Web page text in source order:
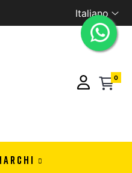
99 EURO DI ORDINE IN
Italiano
0